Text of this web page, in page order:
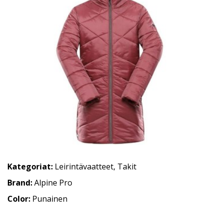
Kategoriat: Leirintävaatteet, Takit
Brand:Alpine Pro
Color: Punainen